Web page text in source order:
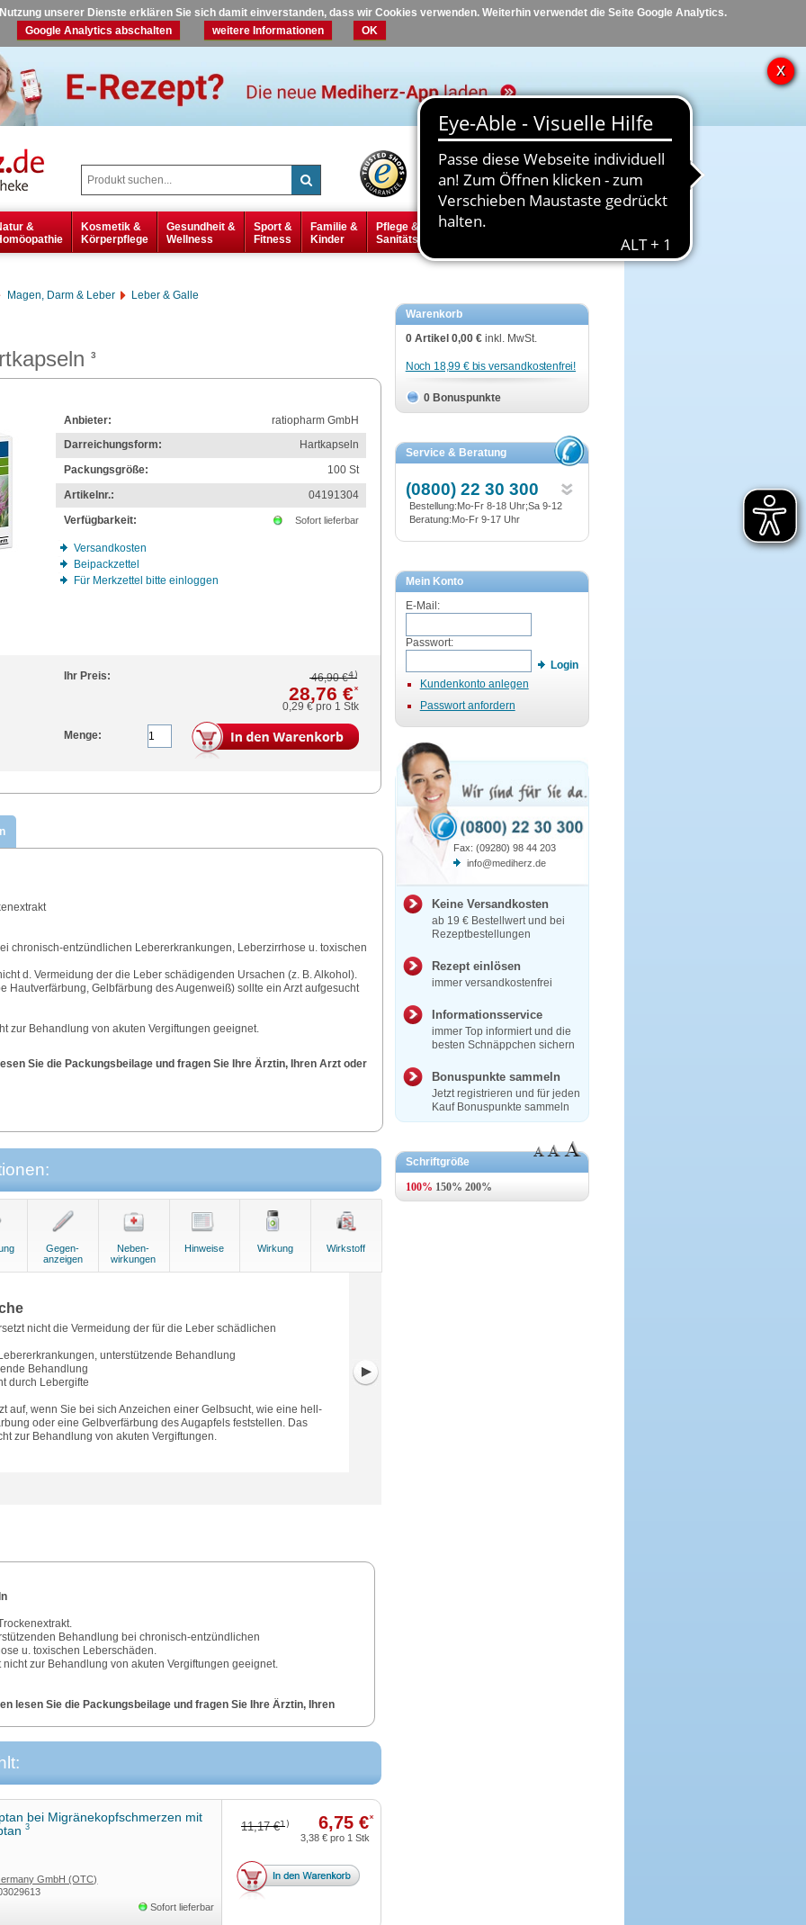
unserer Dienste erklären Sie sich damit einverstanden, dass wir Cookies verwenden. Weiterhin verwendet die Seite Google Analytics.
Google Analytics abschalten
weitere Informationen OK
Hilfe Kontakt
&
Kosmetik &
Körperpflege
Gesundheit &
Wellness
Sport &
Fitness
Familie &
Kinder
Pflege &
Sanitätsbedarf
Diabetes
Magen, Darm & Leber Leber & Galle
3
Anbieter:
ratiopharm GmbH
Darreichungsform:
Hartkapseln
Packungsgröße:
100 St
Artikelnr.:
04191304
Verfügbarkeit:
Sofort lieferbar
Versandkosten
Beipackzettel
Für Merkzettel bitte einloggen
Ihr Preis: 46,90 €4)
28,76 €*
0,29 €pro 1 Stk
Menge:
chronisch-entzündlichen Lebererkrankungen, Leberzirrhose u. toxischen
d. Vermeidung der die Leber schädigenden Ursachen (z. B. Alkohol).
Hautverfärbung, Gelbfärbung des Augenweiß) sollte ein Arzt aufgesucht
zur Behandlung von akuten Vergiftungen geeignet.
Sie die Packungsbeilage und fragen Sie Ihre Ärztin, Ihren Arzt oder
Gegen-
anzeigen
Neben-
wirkungen
Hinweise Wirkung Wirkstoff
nicht die Vermeidung der für die Leber schädlichen
unterstützende Behandlung
Behandlung
durch Lebergifte
auf, wenn Sie bei sich Anzeichen einer Gelbsucht, wie eine hell-
oder eine Gelbverfärbung des Augapfels feststellen. Das
zur Behandlung von akuten Vergiftungen.
Behandlung bei chronisch-entzündlichen
u. toxischen Leberschäden.
nicht zur Behandlung von akuten Vergiftungen geeignet.
lesen Sie die Packungsbeilage und fragen Sie Ihre Ärztin, Ihren
GmbH, Graf-Arco-Str. 3, 89079 Ulm
bei Migränekopfschmerzen mit
3
GmbH (OTC)
Sofort lieferbar
11,17 €1) 6,75 €*
3,38 € pro 1 Stk
Warenkorb
0 Artikel 0,00 € inkl. MwSt.
Noch 18,99 € bis versandkostenfrei!
0 Bonuspunkte
Service & Beratung
(0800) 22 30 300
Bestellung:Mo-Fr 8-18 Uhr;Sa 9-12
Beratung:Mo-Fr 9-17 Uhr
Mein Konto
E-Mail:
Passwort:
Login
Kundenkonto anlegen
Passwort anfordern
Fax: (09280) 98 44 203
info@mediherz.de
Keine Versandkosten
ab 19 € Bestellwert und bei
Rezeptbestellungen
Rezept einlösen
immer versandkostenfrei
Informationsservice
immer Top informiert und die
besten Schnäppchen sichern
Bonuspunkte sammeln
Jetzt registrieren und für jeden
Kauf Bonuspunkte sammeln
Schriftgröße